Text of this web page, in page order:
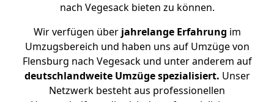
nach Vegesack bieten zu können.
Wir verfügen überjahrelange Erfahrung im
Umzugsbereich und haben uns auf Umzüge von
Flensburg nach Vegesack und unter anderem auf
deutschlandweite Umzüge spezialisiert. Unser
Netzwerk besteht aus professionellen